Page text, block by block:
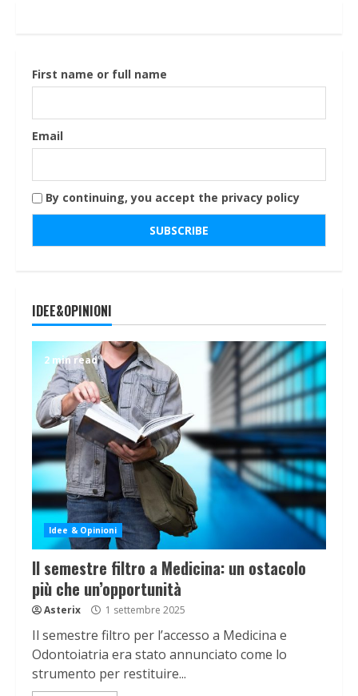
First name or full name
Email
By continuing, you accept the privacy policy
IDEE&OPINIONI
2 min read
Idee & Opinioni
Il semestre filtro a Medicina: un ostacolo
più che un’opportunità
Asterix 1 settembre 2025
Il semestre filtro per l’accesso a Medicina e
Odontoiatria era stato annunciato come lo
strumento per restituire...